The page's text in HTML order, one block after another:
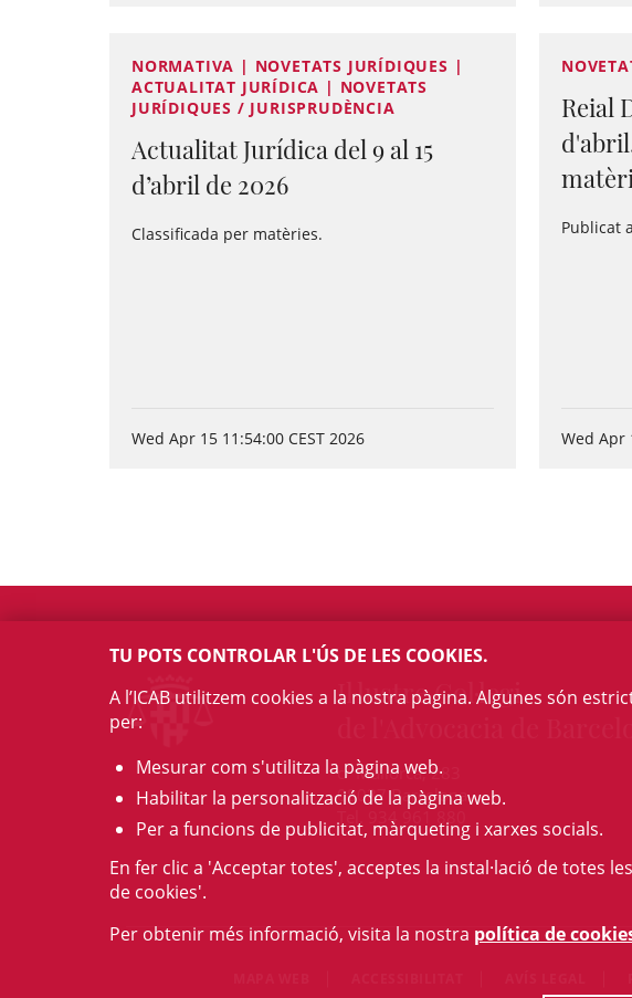
NORMATIVA | NOVETATS JURÍDIQUES |
ACTUALITAT JURÍDICA | NOVETATS
JURÍDIQUES / JURISPRUDÈNCIA
Actualitat Jurídica del 9 al 15
d’abril de 2026
Classificada per matèries.
Wed Apr 15 11:54:00 CEST 2026
Reial
Publicat
Wed Apr
Il·lustre Col·legi
c/ Mallorca, 283
08037 Barcelona
Tel. 934 961 880
TU POTS CONTROLAR L'ÚS DE LES COOKIES.
A l’ICAB utilitzem cookies a la nostra pàgina. Algunes són
per:
Mesurar com s'utilitza la pàgina web.
Habilitar la personalització de la pàgina web.
Per a funcions de publicitat, màrqueting i xarxes socials.
En fer clic a 'Acceptar totes', acceptes la instal·lació de totes
de cookies'.
Per obtenir més informació, visita la nostra política de